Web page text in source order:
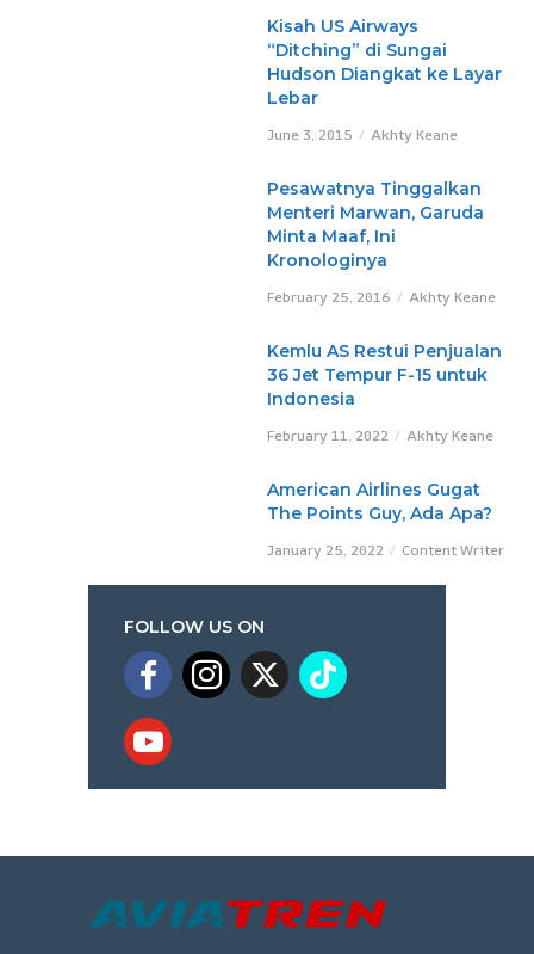
Kisah US Airways
“Ditching” di Sungai
Hudson Diangkat ke Layar
Lebar
June 3, 2015 Akhty Keane
Pesawatnya Tinggalkan
Menteri Marwan, Garuda
Minta Maaf, Ini
Kronologinya
February 25, 2016 Akhty Keane
Kemlu AS Restui Penjualan
36 Jet Tempur F-15 untuk
Indonesia
February 11, 2022 Akhty Keane
American Airlines Gugat
The Points Guy, Ada Apa?
January 25, 2022 Content Writer
FOLLOW US ON